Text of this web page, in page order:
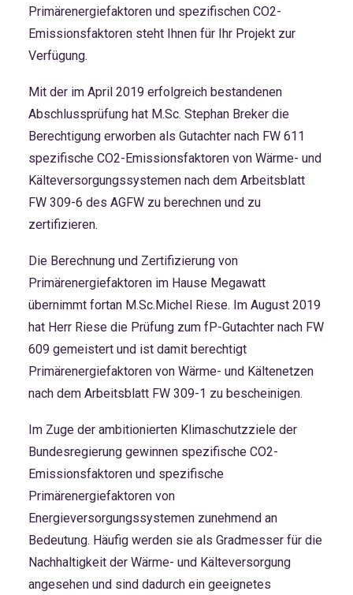
Primärenergiefaktoren und spezifischen CO2-
Emissionsfaktoren steht Ihnen für Ihr Projekt zur
Verfügung.
Mit der im April 2019 erfolgreich bestandenen
Abschlussprüfung hat M.Sc. Stephan Breker die
Berechtigung erworben als Gutachter nach FW 611
spezifische CO2-Emissionsfaktoren von Wärme- und
Kälteversorgungssystemen nach dem Arbeitsblatt
FW 309-6 des AGFW zu berechnen und zu
zertifizieren.
Die Berechnung und Zertifizierung von
Primärenergiefaktoren im Hause Megawatt
übernimmt fortan M.Sc.Michel Riese. Im August 2019
hat Herr Riese die Prüfung zum fP-Gutachter nach FW
609 gemeistert und ist damit berechtigt
Primärenergiefaktoren von Wärme- und Kältenetzen
nach dem Arbeitsblatt FW 309-1 zu bescheinigen.
Im Zuge der ambitionierten Klimaschutzziele der
Bundesregierung gewinnen spezifische CO2-
Emissionsfaktoren und spezifische
Primärenergiefaktoren von
Energieversorgungssystemen zunehmend an
Bedeutung. Häufig werden sie als Gradmesser für die
Nachhaltigkeit der Wärme- und Kälteversorgung
angesehen und sind dadurch ein geeignetes